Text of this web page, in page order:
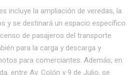
incluye la ampliación de veredas, la
y se destinará un espacio específico
de pasajeros del transporte
para la carga y descarga y
para comerciantes. Además, en
entre Av. Colón y 9 de Julio, se